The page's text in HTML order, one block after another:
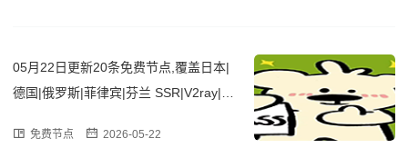
05月22日更新20条免费节点,覆盖日本|
德国|俄罗斯|菲律宾|芬兰 SSR|V2ray|Cla
免费节点 2026-05-22